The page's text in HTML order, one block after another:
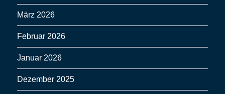
März 2026
Februar 2026
Januar 2026
Dezember 2025